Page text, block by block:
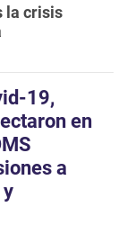
la crisis
19,
en
a